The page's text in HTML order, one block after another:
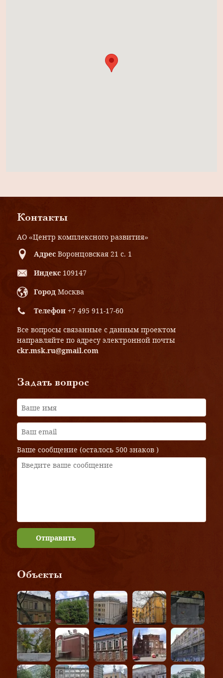
Контакты
АО «Центр комплексного развития»
Адрес Воронцовская 21 с. 1
Индекс 109147
Город Москва
Телефон +7 495 911-17-60
Все вопросы связанные с данным проектом
направляйте по адресу электронной почты
ckr.msk.ru@gmail.com
Задать вопрос
Ваше сообщение (осталось 500 знаков )
Отправить
Объекты